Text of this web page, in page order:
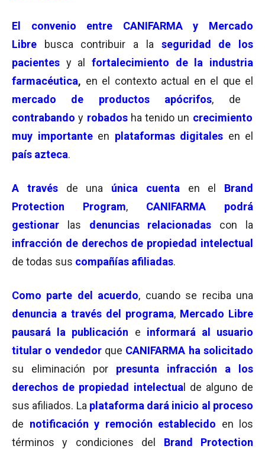
El convenio entre CANIFARMA y Mercado
Libre busca contribuir a la seguridad de los
pacientes y al
fortalecimiento de la industria
farmacéutica, en el contexto actual en el que el
mercado de productos apócrifos, de
contrabando y robados ha tenido un crecimiento
muy importanteen plataformas digitales en el
país azteca.
A través de una única cuenta en el
Brand
Protection Program, CANIFARMA podrá
gestionar las denuncias relacionadas con la
infracción de derechos de propiedad intelectual
de todas sus compañías afiliadas.
Como parte del acuerdo, cuando se reciba una
denuncia a través del programa, Mercado Libre
pausará la publicación e informará al usuario
titular o vendedorque CANIFARMA ha solicitado
su eliminación por presunta infracción a los
derechos de propiedad intelectua l de alguno de
sus afiliados. La plataforma dará inicio al proceso
de notificación y remoción establecido en los
términos y condiciones del Brand Protection